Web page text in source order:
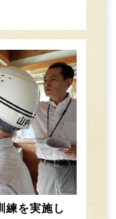
練を実施し